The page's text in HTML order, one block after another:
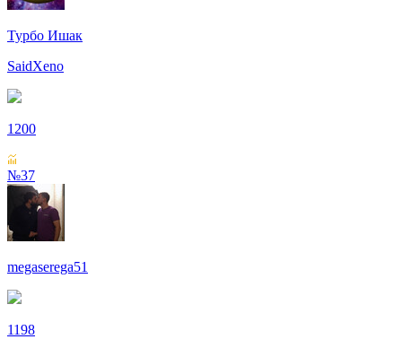
Турбо Ишак
SaidXeno
1200
№37
megaserega51
1198